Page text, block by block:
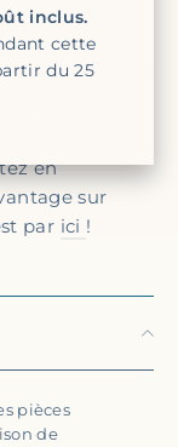
inclus.
cette
du 25
en
sur
par ici !
pièces
de